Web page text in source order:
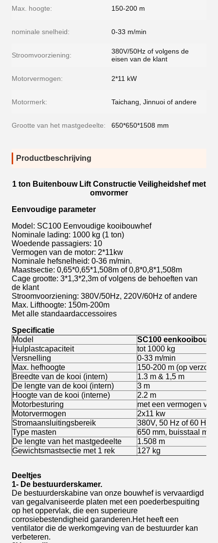
Max. hoogte: 150-200 m
nominale snelheid: 0-33 m/min
Stroomvoorziening:
380V/50Hz of volgens de
eisen van de klant
Motorvermogen: 2*11 kW
Motormerk: Taichang, Jinnuoi of andere
Grootte van het mastgedeelte: 650*650*1508 mm
Productbeschrijving
1 ton Buitenbouw Lift Constructie Veiligheidshef met
omvormer
Eenvoudige parameter
Model: SC100 Eenvoudige kooibouwhef
Nominale lading: 1000 kg (1 ton)
Woedende passagiers: 10
Vermogen van de motor: 2*11kw
Nominale hefsnelheid: 0-36 m/min.
Maastsectie: 0,65*0,65*1,508m of 0,8*0,8*1,508m
Cage grootte: 3*1,3*2,3m of volgens de behoeften van
de klant
Stroomvoorziening: 380V/50Hz, 220V/60Hz of andere
Max. Lifthoogte: 150m-200m
Met alle standaardaccessoires
Specificatie
Model
SC100
Hulplastcapaciteit
tot 1000 kg
Versnelling
0-33 m/min
Max. hefhoogte
150-200 m (op
Breedte van de kooi (intern)
1.3 m & 1,5 m
De lengte van de kooi (intern)
3 m
Hoogte van de kooi (interne)
2.2 m
Motorbesturing
met een vermogen
Motorvermogen
2x11 kw
Stromaansluitingsbereik
380V, 50 Hz of 60 Hz,
Type masten
650 mm, buisstaal met
De lengte van het mastgedeelte
1.508 m
Gewichtsmastsectie met 1 rek
127 kg
Deeltjes
1- De bestuurderskamer.
De bestuurderskabine van onze bouwhef is vervaardigd
van gegalvaniseerde platen met een poederbespuiting
op het oppervlak, die een superieure
corrosiebestendigheid garanderen.Het heeft een
ventilator die de werkomgeving van de bestuurder kan
verbeteren.